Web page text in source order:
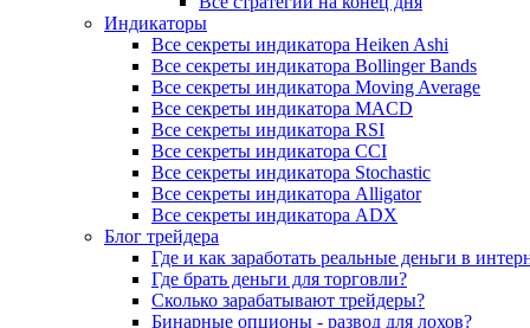
Индикаторы
Все секреты индикатора Heiken Ashi
Все секреты индикатора Bollinger Bands
Все секреты индикатора Moving Average
Все секреты индикатора MACD
Все секреты индикатора RSI
Все секреты индикатора CCI
Все секреты индикатора Stochastic
Все секреты индикатора Alligator
Все секреты индикатора ADX
Блог трейдера
Где и как заработать реальные деньги в
Где брать деньги для торговли?
Сколько зарабатывают трейдеры?
Бинарные опционы - развод для лохов?